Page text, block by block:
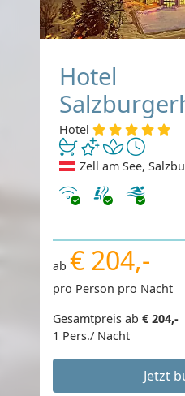
Hotel
Hotel
Zell am See,
Internet
ab € 204,-
pro Person pro Nacht
Gesamtpreis ab € 204,-
1 Pers./ Nacht
Jetzt